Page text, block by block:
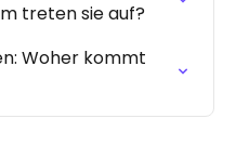
treten sie auf?
Woher kommt